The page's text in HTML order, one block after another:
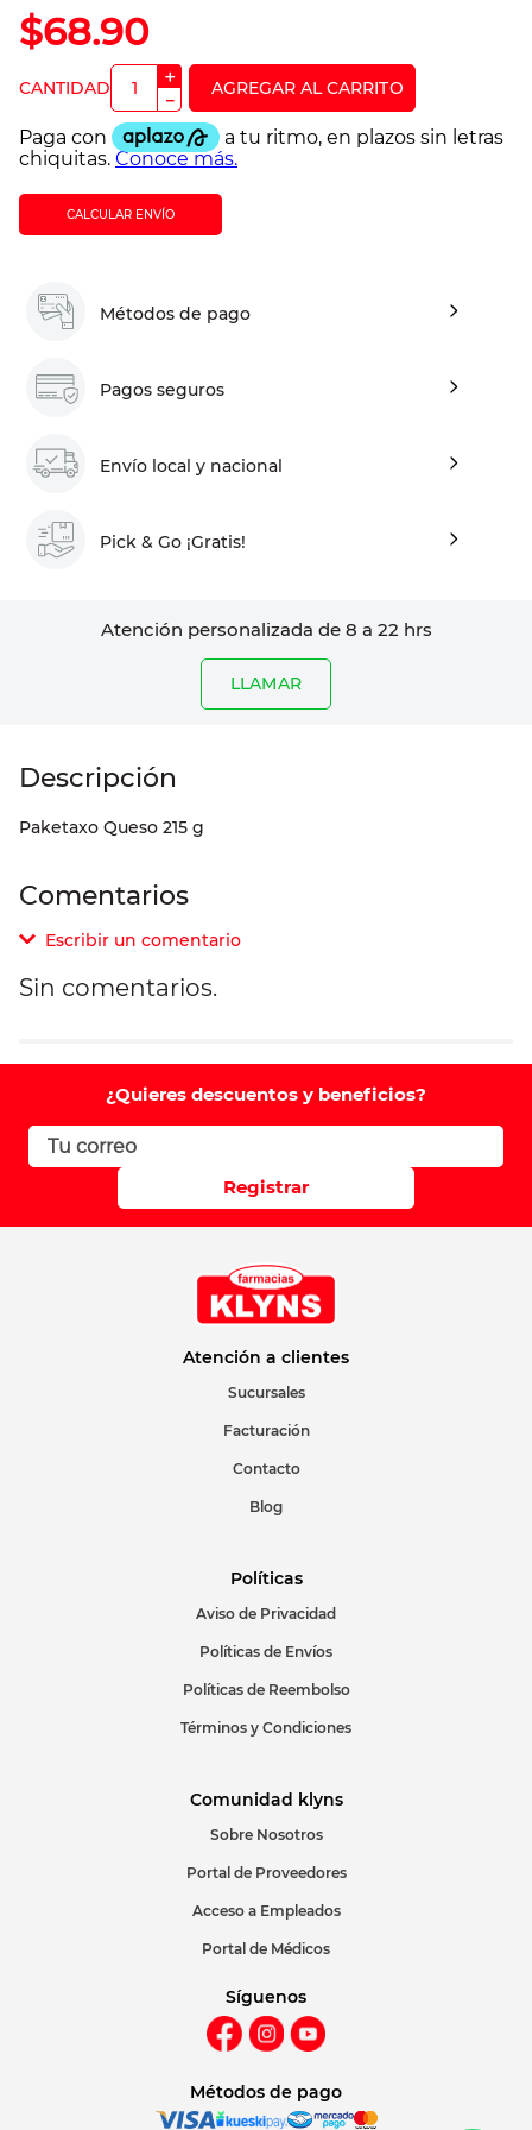
$68.90
＋
－
CALCULAR ENVÍO
Métodos de pago
Pagos seguros
Envío local y nacional
Pick & Go ¡Gratis!
Atención personalizada de 8 a 22 hrs
LLAMAR
Paketaxo Queso 215 g
Comentarios
Escribir un comentario
Comentario
Califique el producto de 1 a 5 estrellas
Correo electrónico
ENVIAR COMENTARIO
Sin comentarios.
¿Quieres descuentos y beneficios?
Registrar
Atención a clientes
Sucursales
Facturación
Contacto
Blog
Políticas
Aviso de Privacidad
Políticas de Envíos
Políticas de Reembolso
Términos y Condiciones
Comunidad klyns
Sobre Nosotros
Portal de Proveedores
Acceso a Empleados
Portal de Médicos
Síguenos
Métodos de pago